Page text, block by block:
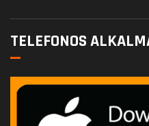
TELEFONOS